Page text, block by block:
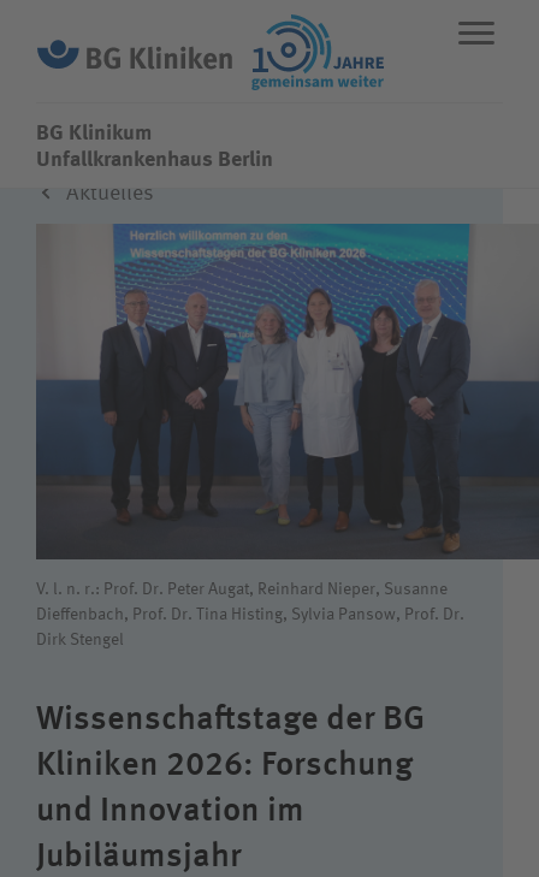
BG Klinikum
STANDORTE ENGLISH
NOTFALL
Fachbereiche
Über uns
Suchwert
BG Klinikum
Unfallkrankenhaus Berlin
Aktuelles
V. l. n. r.: Prof. Dr. Peter Augat, Reinhard Nieper, Susanne
Dieffenbach, Prof. Dr. Tina Histing, Sylvia Pansow, Prof. Dr.
Dirk Stengel
Wissenschaftstage der BG
Kliniken 2026: Forschung
und Innovation im
Jubiläums­jahr